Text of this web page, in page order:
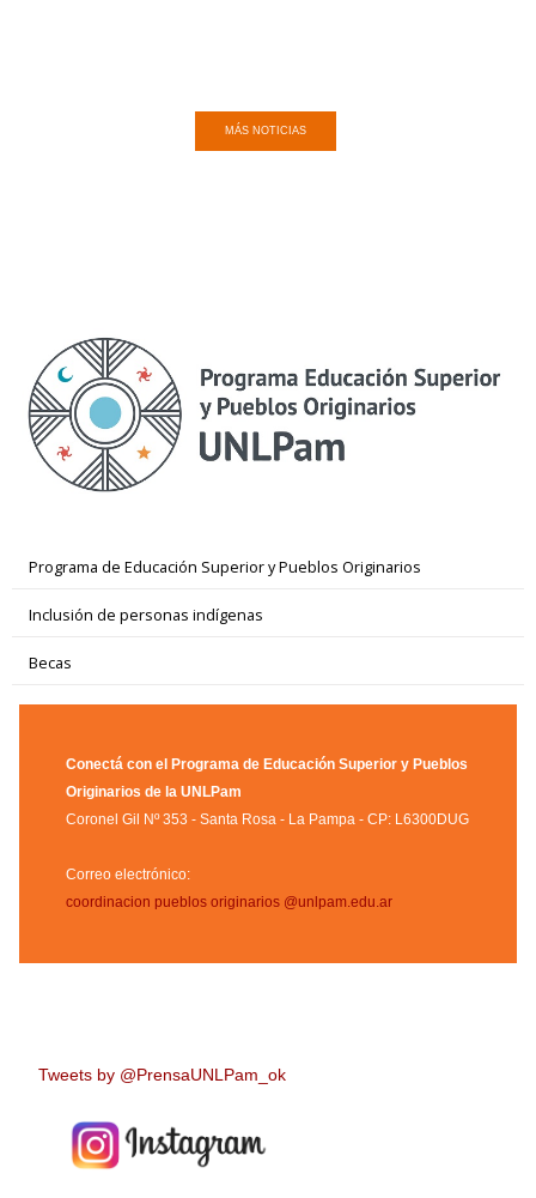
MÁS NOTICIAS
Programa de Educación Superior y Pueblos Originarios
Inclusión de personas indígenas
Becas
Conectá con el Programa de Educación Superior y Pueblos
Originarios de la UNLPam
Coronel Gil Nº 353 - Santa Rosa - La Pampa - CP: L6300DUG
Correo electrónico:
coordinacion pueblos originarios @unlpam.edu.ar
Tweets by @PrensaUNLPam_ok